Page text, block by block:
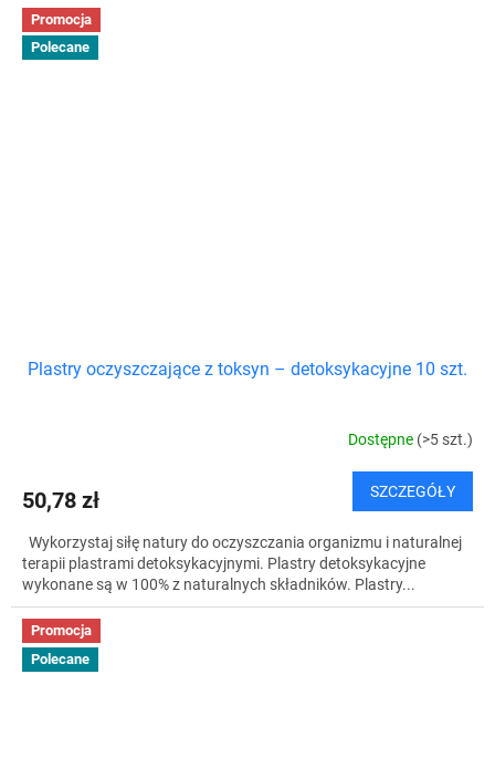
Promocja
Polecane
Plastry oczyszczające z toksyn – detoksykacyjne 10 szt.
Dostępne (>5 szt.)
50,78 zł SZCZEGÓŁY
Wykorzystaj siłę natury do oczyszczania organizmu i naturalnej
terapii plastrami detoksykacyjnymi. Plastry detoksykacyjne
wykonane są w 100% z naturalnych składników. Plastry...
Promocja
Polecane